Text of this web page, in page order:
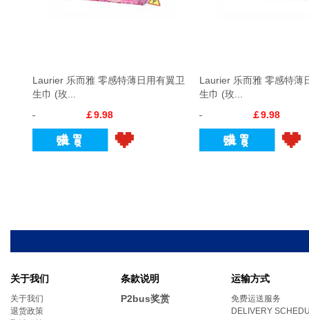
Laurier 乐而雅 零感特薄日用有翼卫
生巾 (玫...
￡9.98
Laurier 乐而雅 零感特薄
生巾 (玫...
￡9.98
关于我们
关于我们
退货政策
条款说明
P2bus奖赏
运输方式
免费运送服务
DELIVERY